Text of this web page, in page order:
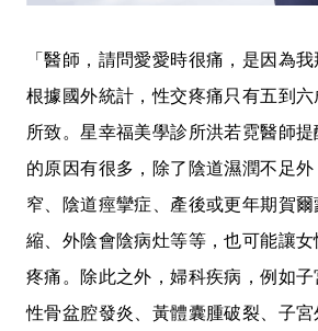
「醫師，請問愛愛時很痛，是因為我
根據國外統計，性交疼痛只有五到
所致。星幸福美學診所洪若霓醫師
的原因有很多，除了陰道濕潤不足
窄、陰道痙攣症、產後或更年期賀
縮、外陰會陰病灶等等，也可能讓女
疼痛。除此之外，婦科疾病，例如
性骨盆腔發炎、黃體囊腫破裂、子